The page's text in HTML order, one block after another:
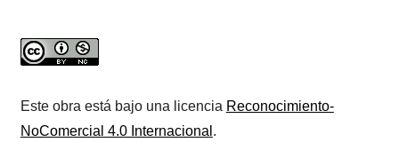
Este obra está bajo una licencia Reconocimiento-
NoComercial 4.0 Internacional .